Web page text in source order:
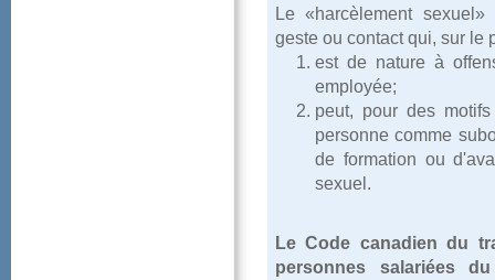
employée;
sexuel.